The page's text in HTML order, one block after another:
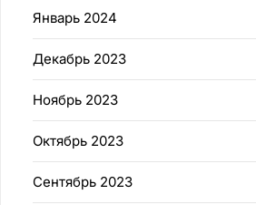
Январь 2024
Декабрь 2023
Ноябрь 2023
Октябрь 2023
Сентябрь 2023